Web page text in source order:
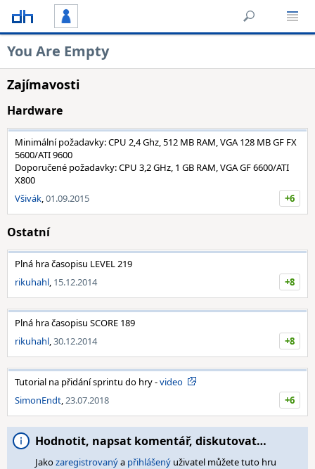
You Are Empty
Zajímavosti
Hardware
Minimální požadavky: CPU 2,4 Ghz, 512 MB RAM, VGA 128 MB GF FX
5600/ATI 9600
Doporučené požadavky: CPU 3,2 GHz, 1 GB RAM, VGA GF 6600/ATI
X800
Všivák,01.09.2015 +6
Ostatní
Plná hra časopisu LEVEL 219
rikuhahl, 15.12.2014 +8
Plná hra časopisu SCORE 189
rikuhahl,30.12.2014 +8
Tutorial na přidání sprintu do hry -video
SimonEndt,23.07.2018 +6
Hodnotit, napsat komentář, diskutovat…
Jakozaregistrovanýa přihlášený uživatel můžete tuto hru